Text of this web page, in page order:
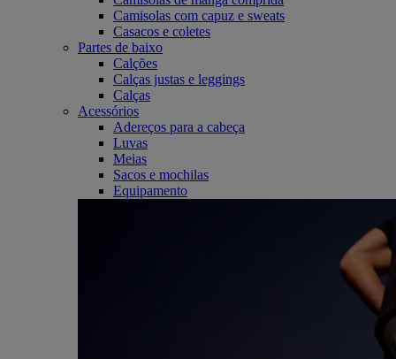
Camisolas com capuz e sweats
Casacos e coletes
Partes de baixo
Calções
Calças justas e leggings
Calças
Acessórios
Adereços para a cabeça
Luvas
Meias
Sacos e mochilas
Equipamento